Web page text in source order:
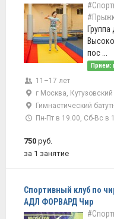
пос ...
Прием:
11–17 лет
г Москва, Кутузовский
Гимнастический
Пн-Пт в 19.00, Сб-Вс в
750 руб.
за 1 занятие
Спортивный клуб по
АДЛ ФОРВАРД Чир